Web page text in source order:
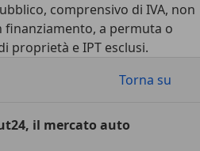
comprensivo di IVA, non
finanziamento, a permuta o
proprietà e IPT esclusi.
Torna su
il mercato auto